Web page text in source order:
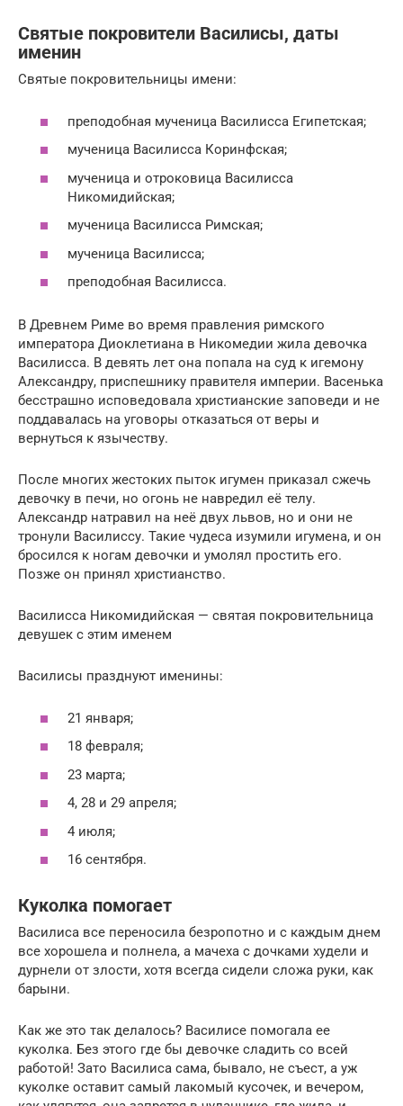
Святые покровители Василисы, даты
именин
Святые покровительницы имени:
преподобная мученица Василисса Египетская;
мученица Василисса Коринфская;
мученица и отроковица Василисса
Никомидийская;
мученица Василисса Римская;
мученица Василисса;
преподобная Василисса.
В Древнем Риме во время правления римского
императора Диоклетиана в Никомедии жила девочка
Василисса. В девять лет она попала на суд к игемону
Александру, приспешнику правителя империи. Васенька
бесстрашно исповедовала христианские заповеди и не
поддавалась на уговоры отказаться от веры и
вернуться к язычеству.
После многих жестоких пыток игумен приказал сжечь
девочку в печи, но огонь не навредил её телу.
Александр натравил на неё двух львов, но и они не
тронули Василиссу. Такие чудеса изумили игумена, и он
бросился к ногам девочки и умолял простить его.
Позже он принял христианство.
Василисса Никомидийская — святая покровительница
девушек с этим именем
Василисы празднуют именины:
21 января;
18 февраля;
23 марта;
4, 28 и 29 апреля;
4 июля;
16 сентября.
Куколка помогает
Василиса все переносила безропотно и с каждым днем
все хорошела и полнела, а мачеха с дочками худели и
дурнели от злости, хотя всегда сидели сложа руки, как
барыни.
Как же это так делалось? Василисе помогала ее
куколка. Без этого где бы девочке сладить со всей
работой! Зато Василиса сама, бывало, не съест, а уж
куколке оставит самый лакомый кусочек, и вечером,